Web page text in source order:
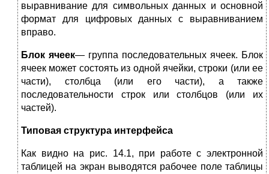
выравнивание для символьных данных и основной
формат для цифровых данных с выравниванием
вправо.
Блок ячеек— группа последовательных ячеек. Блок
ячеек может состоять из одной ячейки, строки (или ее
части), столбца (или его части), а также
последовательности строк или столбцов (или их
частей).
Типовая структура интерфейса
Как видно на рис. 14.1, при работе с электронной
таблицей на экран выводятся рабочее поле таблицы